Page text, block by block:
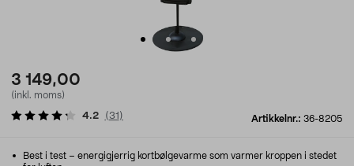
3 149,00
(inkl. moms)
Artikkelnr.: 36-8205
4.2 (31 )
Best i test – energigjerrig kortbølgevarme som varmer kroppen i stedet